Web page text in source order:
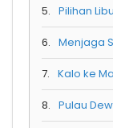
5.
6.
7.
8.